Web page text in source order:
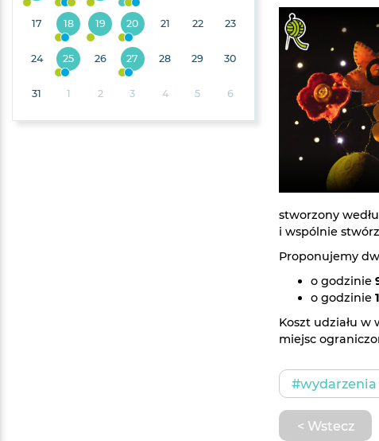
stworzony
i wspólnie
Proponujemy
o godzinie
o godzinie
Koszt udziału w
miejsc
< Wstecz
17 18 19 20 21 22 23
24 25 26 27 28 29 30
31 1 2 3 4 5 6